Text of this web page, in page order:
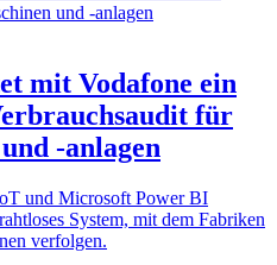
mit Vodafone ein
für
-anlagen
und Microsoft Power BI
System, mit dem Fabriken
verfolgen.